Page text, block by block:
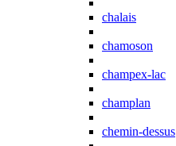
chalais
chamoson
champex-lac
champlan
chemin-dessus